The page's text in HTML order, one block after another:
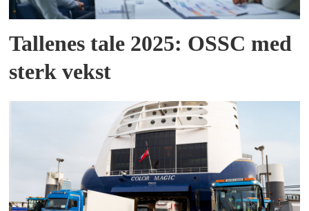
Tallenes tale 2025: OSSC med
sterk vekst